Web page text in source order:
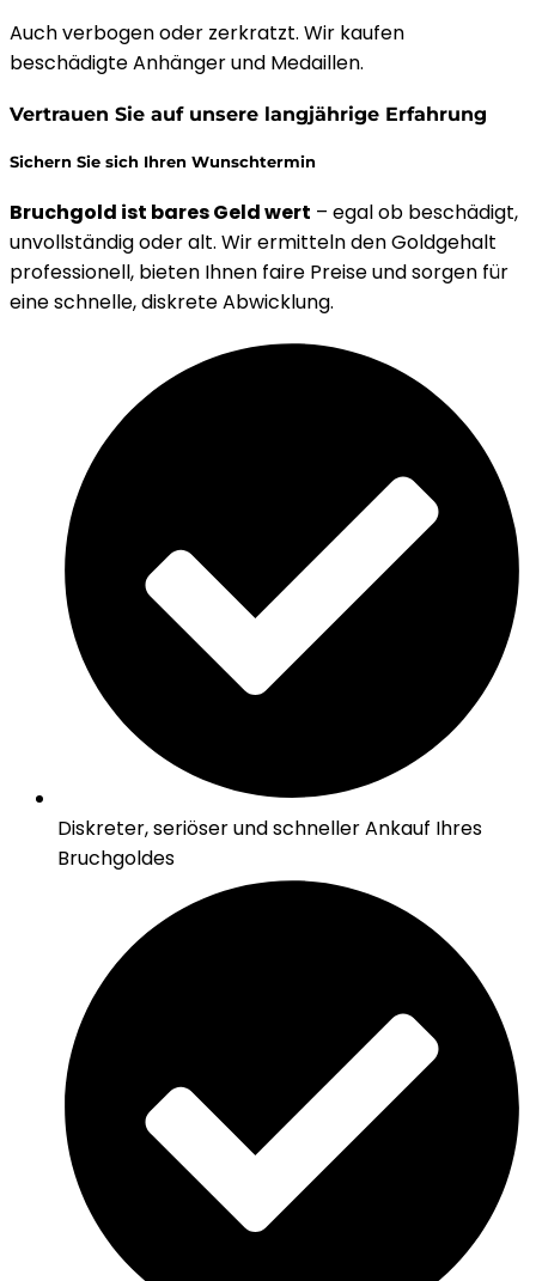
Auch verbogen oder zerkratzt. Wir kaufen
beschädigte Anhänger und Medaillen.
Vertrauen Sie auf unsere langjährige Erfahrung
Sichern Sie sich Ihren Wunschtermin
Bruchgold ist bares Geld wert – egal ob beschädigt,
unvollständig oder alt. Wir ermitteln den Goldgehalt
professionell, bieten Ihnen faire Preise und sorgen für
eine schnelle, diskrete Abwicklung.
Diskreter, seriöser und schneller Ankauf Ihres
Bruchgoldes